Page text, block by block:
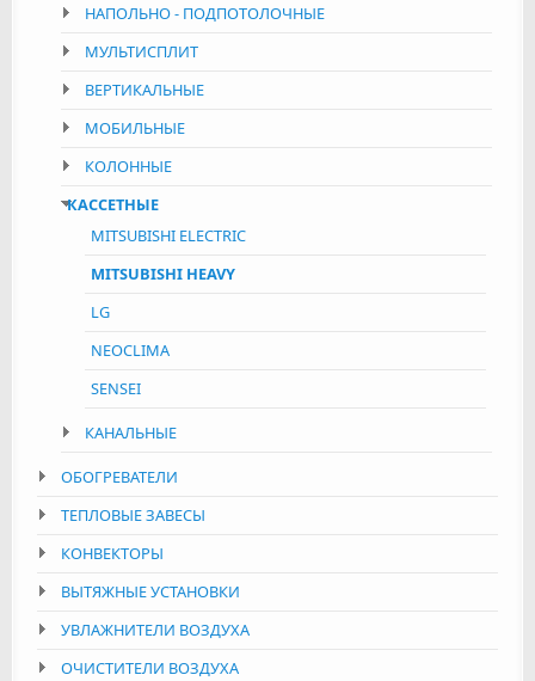
НАПОЛЬНО - ПОДПОТОЛОЧНЫЕ
МУЛЬТИСПЛИТ
ВЕРТИКАЛЬНЫЕ
МОБИЛЬНЫЕ
КОЛОННЫЕ
КАССЕТНЫЕ
MITSUBISHI ELECTRIC
MITSUBISHI HEAVY
LG
NEOCLIMA
SENSEI
КАНАЛЬНЫЕ
ОБОГРЕВАТЕЛИ
ТЕПЛОВЫЕ ЗАВЕСЫ
КОНВЕКТОРЫ
ВЫТЯЖНЫЕ УСТАНОВКИ
УВЛАЖНИТЕЛИ ВОЗДУХА
ОЧИСТИТЕЛИ ВОЗДУХА